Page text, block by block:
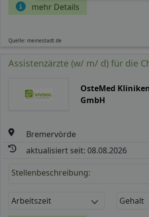
mehr Details
Quelle: meinestadt.de
Assistenzärzte (w/ m/ d) für die
OsteMed
GmbH
Bremervörde
aktualisiert seit: 08.08.2026
Stellenbeschreibung:
Arbeitszeit Gehalt